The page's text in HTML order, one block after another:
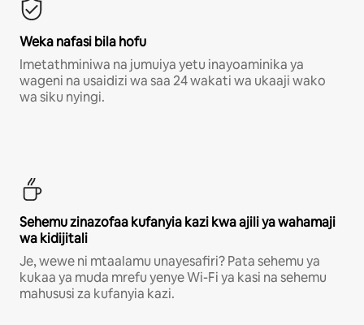
Weka nafasi bila hofu
Imetathminiwa na jumuiya yetu inayoaminika ya
wageni na usaidizi wa saa 24 wakati wa ukaaji wako
wa siku nyingi.
Sehemu zinazofaa kufanyia kazi kwa ajili ya wahamaji
wa kidijitali
Je, wewe ni mtaalamu unayesafiri? Pata sehemu ya
kukaa ya muda mrefu yenye Wi-Fi ya kasi na sehemu
mahususi za kufanyia kazi.